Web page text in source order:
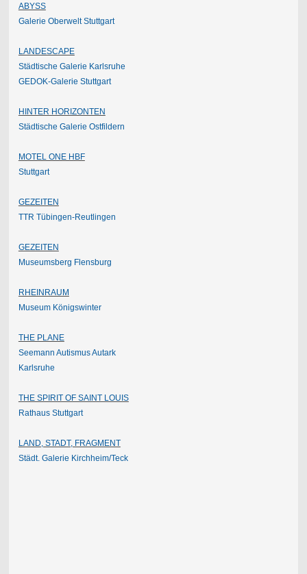
ABYSS
Galerie Oberwelt Stuttgart
LANDESCAPE
Städtische Galerie Karlsruhe
GEDOK-Galerie Stuttgart
HINTER HORIZONTEN
Städtische Galerie Ostfildern
MOTEL ONE HBF
Stuttgart
GEZEITEN
TTR Tübingen-Reutlingen
GEZEITEN
Museumsberg Flensburg
RHEINRAUM
Museum Königswinter
THE PLANE
Seemann Autismus Autark
Karlsruhe
THE SPIRIT OF SAINT LOUIS
Rathaus Stuttgart
LAND, STADT, FRAGMENT
Städt. Galerie Kirchheim/Teck